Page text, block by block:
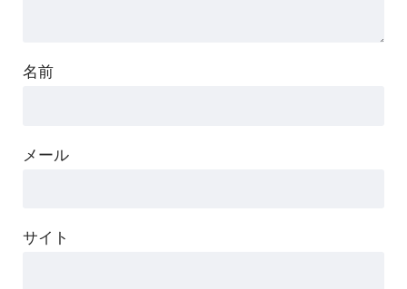
名前
メール
サイト